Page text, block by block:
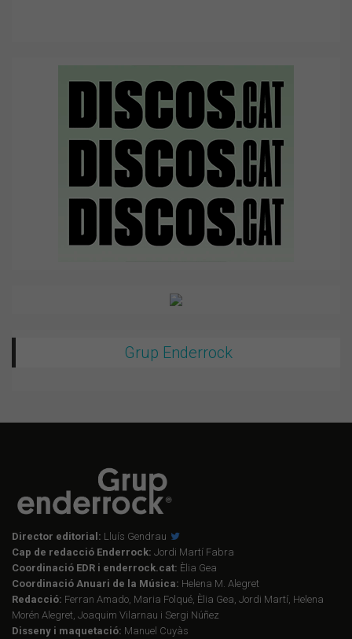
Grup Enderrock
Director editorial: Lluís Gendrau
Cap de redacció Enderrock: Jordi Martí Fabra
Coordinació EDR i enderrock.cat: Èlia Gea
Coordinació Anuari de la Música: Helena M. Alegret
Redacció: Ferran Amado, Maria Folqué, Èlia Gea, Jordi Martí, Helena
Morén Alegret, Joaquim Vilarnau i Sergi Núñez
Disseny i maquetació: Manuel Cuyàs